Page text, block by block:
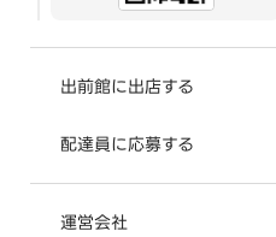
出前館に出店する
配達員に応募する
運営会社